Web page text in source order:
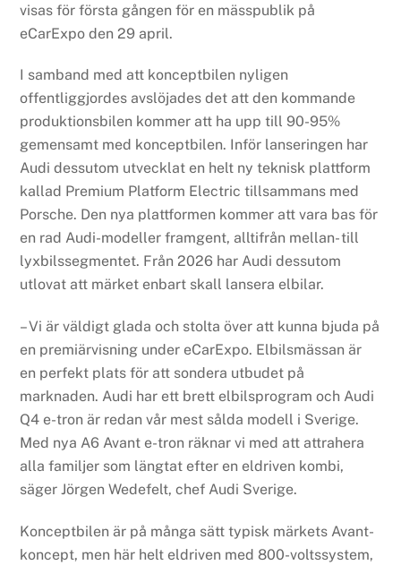
visas för första gången för en mässpublik på
eCarExpo den 29 april.
I samband med att konceptbilen nyligen
offentliggjordes avslöjades det att den kommande
produktionsbilen kommer att ha upp till 90-95%
gemensamt med konceptbilen. Inför lanseringen har
Audi dessutom utvecklat en helt ny teknisk plattform
kallad Premium Platform Electric tillsammans med
Porsche. Den nya plattformen kommer att vara bas för
en rad Audi-modeller framgent, alltifrån mellan- till
lyxbilssegmentet. Från 2026 har Audi dessutom
utlovat att märket enbart skall lansera elbilar.
– Vi är väldigt glada och stolta över att kunna bjuda på
en premiärvisning under eCarExpo. Elbilsmässan är
en perfekt plats för att sondera utbudet på
marknaden. Audi har ett brett elbilsprogram och Audi
Q4 e-tron är redan vår mest sålda modell i Sverige.
Med nya A6 Avant e-tron räknar vi med att attrahera
alla familjer som längtat efter en eldriven kombi,
säger Jörgen Wedefelt, chef Audi Sverige.
Konceptbilen är på många sätt typisk märkets Avant-
koncept, men här helt eldriven med 800-voltssystem,